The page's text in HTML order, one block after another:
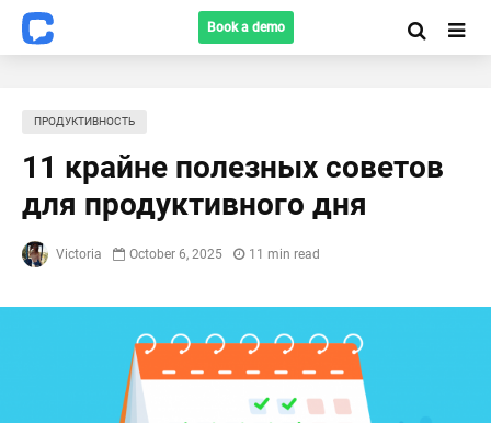
Book a demo
ПРОДУКТИВНОСТЬ
11 крайне полезных советов
для продуктивного дня
Victoria October 6, 2025 11 min read